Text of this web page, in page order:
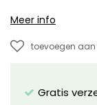
Meer info
toevoegen
Gratis